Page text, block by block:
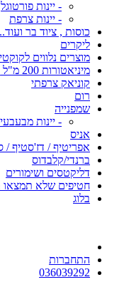
- יינות פורטוגל
- יינות צרפת
כוסות , ציוד בר
ליקרים
מוצרים נלווים
מיניאטורות 200 מ"ל , 375 מ"ל , 500 מ"ל
קוניאק צרפתי
רום
שמפנייה
- יינות
אניס
אפריטיף / דז'סטיף
ברנדי/קלבדוס
דליקטסים ושימורים
חטיפים שלא
בלוג
התחברות
036039292